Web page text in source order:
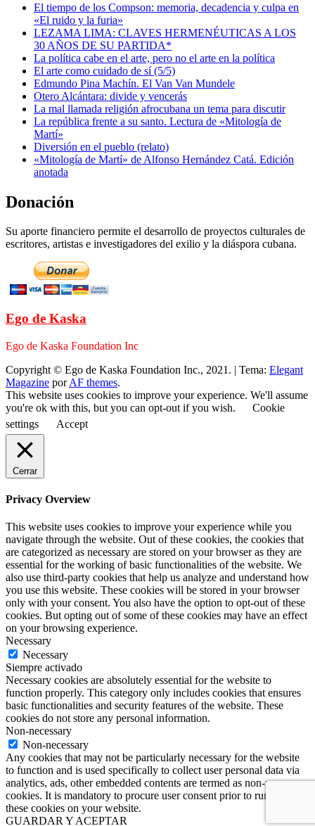
El tiempo de los Compson: memoria, decadencia y culpa en
«El ruido y la furia»
LEZAMA LIMA: CLAVES HERMENÉUTICAS A LOS
30 AÑOS DE SU PARTIDA*
La política cabe en el arte, pero no el arte en la política
El arte como cuidado de sí (5/5)
Edmundo Pina Machín. El Van Van Mundele
Otero Alcántara: divide y vencerás
La mal llamada religión afrocubana un tema para discutir
La república frente a su santo. Lectura de «Mitología de
Martí»
Diversión en el pueblo (relato)
«Mitología de Martí» de Alfonso Hernández Catá. Edición
anotada
Donación
Su aporte financiero permite el desarrollo de proyectos culturales de
escritores, artistas e investigadores del exilio y la diáspora cubana.
Ego de Kaska
Ego de Kaska Foundation Inc
Copyright © Ego de Kaska Foundation Inc., 2021. | Tema: Elegant
Magazine porAF themes.
This website uses cookies to improve your experience. We'll assume
you're ok with this, but you can opt-out if you wish.
Cookie
settings
Accept
Cerrar
Privacy Overview
This website uses cookies to improve your experience while you
navigate through the website. Out of these cookies, the cookies that
are categorized as necessary are stored on your browser as they are
essential for the working of basic functionalities of the website. We
also use third-party cookies that help us analyze and understand how
you use this website. These cookies will be stored in your browser
only with your consent. You also have the option to opt-out of these
cookies. But opting out of some of these cookies may have an effect
on your browsing experience.
Necessary
Necessary
Siempre activado
Necessary cookies are absolutely essential for the website to
function properly. This category only includes cookies that ensures
basic functionalities and security features of the website. These
cookies do not store any personal information.
Non-necessary
Non-necessary
Any cookies that may not be particularly necessary for the website
to function and is used specifically to collect user personal data via
analytics, ads, other embedded contents are termed as non-necessary
cookies. It is mandatory to procure user consent prior to running
these cookies on your website.
GUARDAR Y ACEPTAR